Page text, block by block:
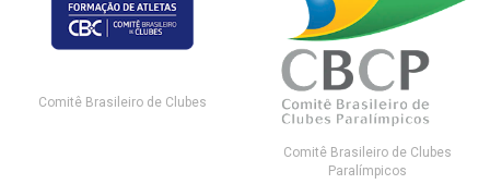
Comitê Brasileiro de Clubes
Comitê Brasileiro de Clubes
Paralímpicos